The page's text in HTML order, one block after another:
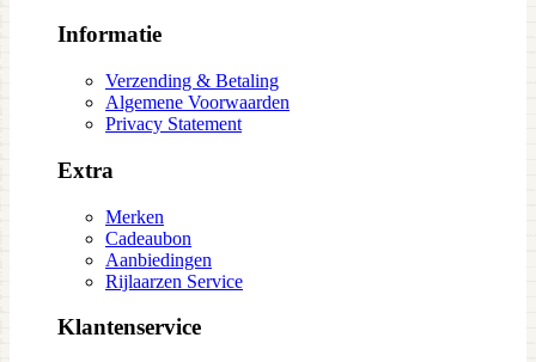
Informatie
Verzending & Betaling
Algemene Voorwaarden
Privacy Statement
Extra
Merken
Cadeaubon
Aanbiedingen
Rijlaarzen Service
Klantenservice